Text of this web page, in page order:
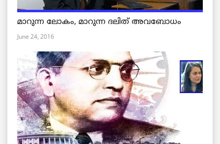
മാറുന്ന ലോകം, മാറുന്ന ദലിത് അവബോധം
June 24, 2016